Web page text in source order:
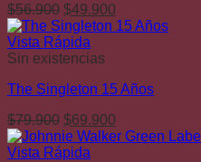
$56.900 El
precio
original
era:
$49.900
precio
Vista Rápida
Sin existencias
The Singleton 15 Años
$79.900 El
precio
original
$69.900
precio
Vista Rápida